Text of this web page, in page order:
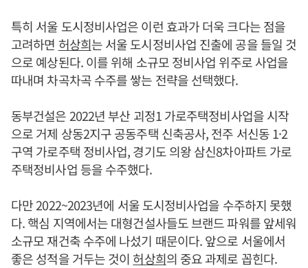
특히 서울 도시정비사업은 이런 효과가 더욱 크다는 점을
고려하면 허상희는 서울 도시정비사업 진출에 공을 들일 것
으로 예상된다. 이를 위해 소규모 정비사업 위주로 사업을
따내며 차곡차곡 수주를 쌓는 전략을 선택했다.
동부건설은 2022년 부산 괴정1 가로주택정비사업을 시작
으로 거제 상동2지구 공동주택 신축공사, 전주 서신동 1·2
구역 가로주택 정비사업, 경기도 의왕 삼신8차아파트 가로
주택정비사업 등을 수주했다.
다만 2022~2023년에 서울 도시정비사업을 수주하지 못했
다. 핵심 지역에서는 대형건설사들도 브랜드 파워를 앞세워
소규모 재건축 수주에 나섰기 때문이다. 앞으로 서울에서
좋은 성적을 거두는 것이 허상희의 중요 과제로 꼽힌다.